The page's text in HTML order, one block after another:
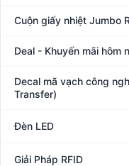
Cuộn giấy nhiệt Jumbo
Deal - Khuyến mãi hôm
Decal mã vạch công
Transfer)
Đèn LED
Giải Pháp RFID